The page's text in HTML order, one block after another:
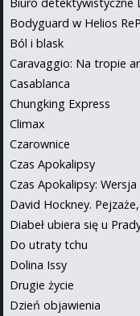
Bodyguard w Helios
Ból i blask
Caravaggio: Na tropie
Casablanca
Chungking Express
Climax
Czarownice
Czas Apokalipsy
Czas Apokalipsy: Wersja
David Hockney.
Diabeł ubiera się u
Do utraty tchu
Dolina Issy
Drugie życie
Dzień objawienia